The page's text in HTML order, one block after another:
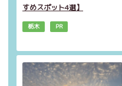
すめスポット4選】
栃木 PR